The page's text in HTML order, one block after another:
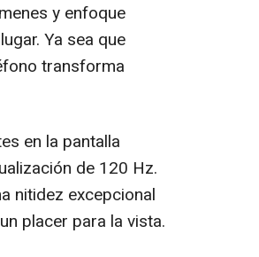
y enfoque
Ya sea que
transforma
en la pantalla
de 120 Hz.
nitidez excepcional
placer para la vista.